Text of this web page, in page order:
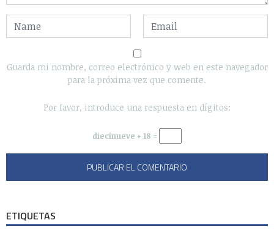
Guarda mi nombre, correo electrónico y web en este navegador
para la próxima vez que comente.
Por favor, introduce una respuesta en dígitos:
diecinueve + 18 =
ETIQUETAS